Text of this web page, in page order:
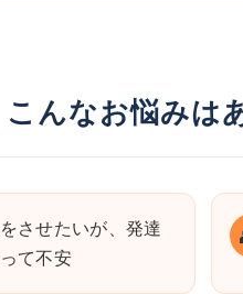
んなお悩みは
させたいが、発達
て不安